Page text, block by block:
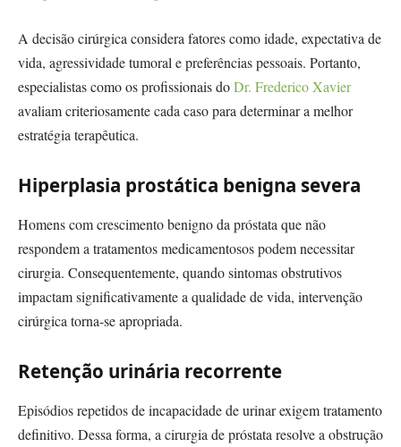
A decisão cirúrgica considera fatores como idade, expectativa de
vida, agressividade tumoral e preferências pessoais. Portanto,
especialistas como os profissionais doDr. Frederico Xavier
avaliam criteriosamente cada caso para determinar a melhor
estratégia terapêutica.
Hiperplasia prostática benigna severa
Homens com crescimento benigno da próstata que não
respondem a tratamentos medicamentosos podem necessitar
cirurgia. Consequentemente, quando sintomas obstrutivos
impactam significativamente a qualidade de vida, intervenção
cirúrgica torna-se apropriada.
Retenção urinária recorrente
Episódios repetidos de incapacidade de urinar exigem tratamento
definitivo. Dessa forma, a cirurgia de próstata resolve a obstrução